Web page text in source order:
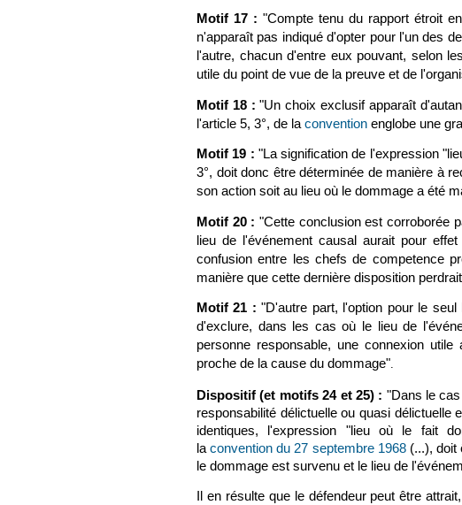
Motif 17 : "Compte tenu du rapport étroit
n'apparaît pas indiqué d'opter pour l'un des
l'autre, chacun d'entre eux pouvant, selon
utile du point de vue de la preuve et de
Motif 18 : "Un choix exclusif apparaît
l'article 5, 3°, de la convention (le lien est
englobe une
Motif 19 : "La signification de l'expression
3°, doit donc être déterminée de manière à
son action soit au lieu où le dommage a été
Motif 20 : "Cette conclusion est corroborée
lieu de l'événement causal aurait pour
confusion entre les chefs de competence
manière que cette dernière disposition
Motif 21 : "D'autre part, l'option pour le
d'exclure, dans les cas où le lieu de
personne responsable, une connexion
proche de la cause du dommage".
Dispositif (et motifs 24 et 25) : "Dans le
responsabilité délictuelle ou quasi
identiques, l'expression "lieu où le fait
laconvention du 27 septembre 1968(le lien
(...), doit
le dommage est survenu et le lieu de
Il en résulte que le défendeur peut être